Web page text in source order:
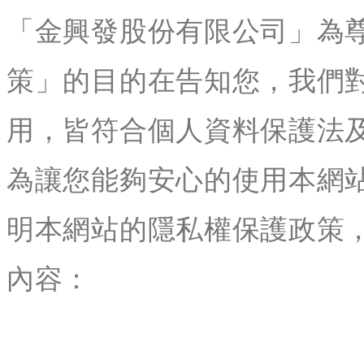
「金興發股份有限公司」
策」的目的在告知您，我們
用，皆符合個人資料保護法
為讓您能夠安心的使用本網
明本網站的隱私權保護政策
內容：